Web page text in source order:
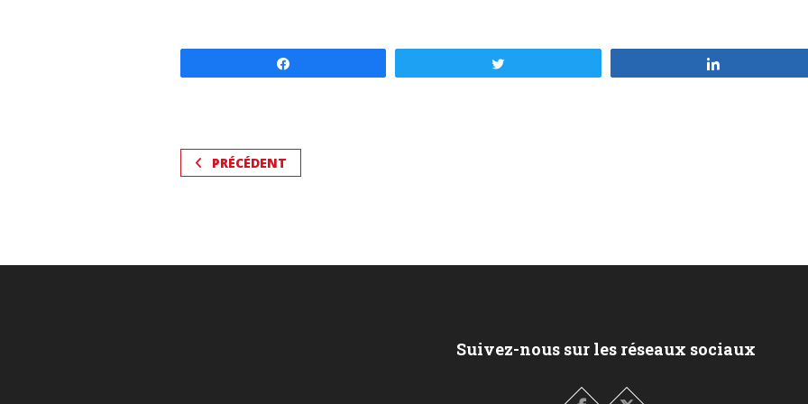
PRÉCÉDENT
Suivez-nous sur les réseaux sociaux